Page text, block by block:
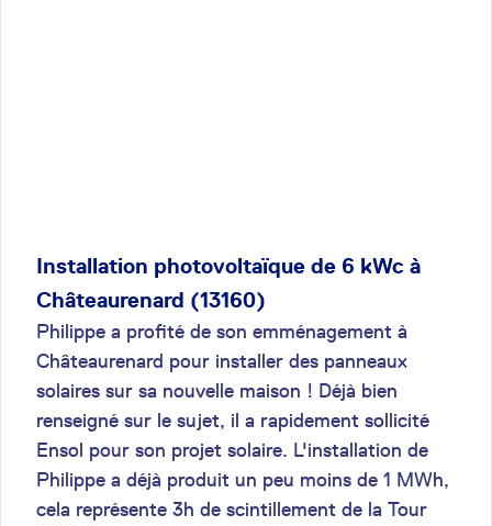
Installation photovoltaïque de 6 kWc à
Châteaurenard (13160)
Philippe a profité de son emménagement à
Châteaurenard pour installer des panneaux
solaires sur sa nouvelle maison ! Déjà bien
renseigné sur le sujet, il a rapidement sollicité
Ensol pour son projet solaire. L'installation de
Philippe a déjà produit un peu moins de 1 MWh,
cela représente 3h de scintillement de la Tour